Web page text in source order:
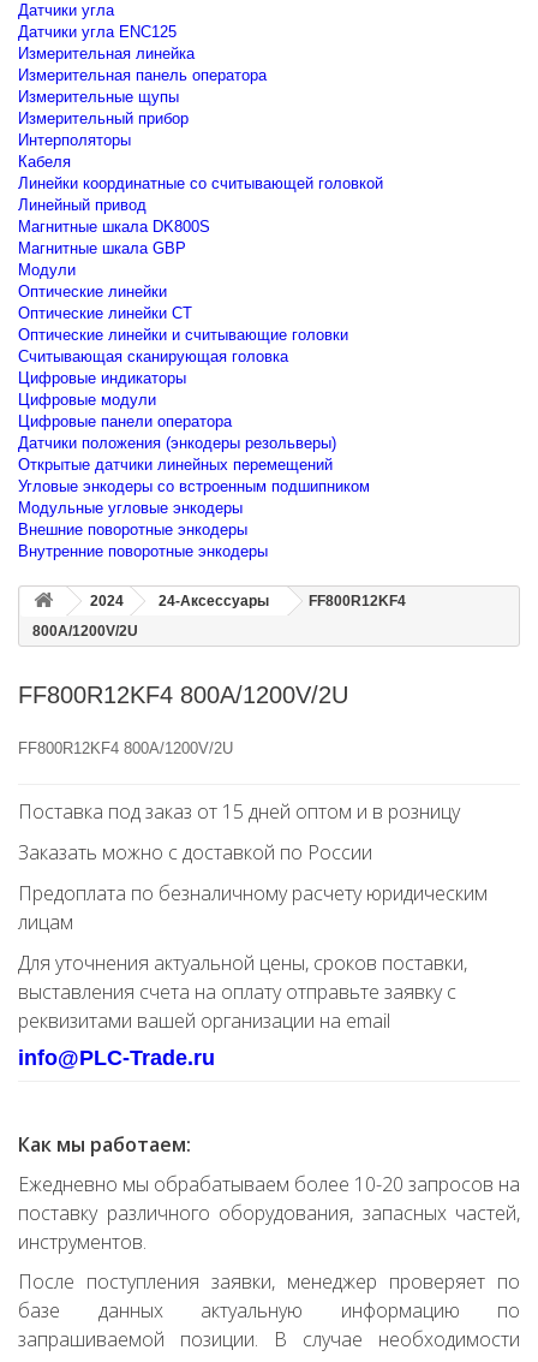
Датчики угла
Датчики угла ENC125
Измерительная линейка
Измерительная панель оператора
Измерительные щупы
Измерительный прибор
Интерполяторы
Кабеля
Линейки координатные со считывающей головкой
Линейный привод
Магнитные шкала DK800S
Магнитные шкала GBP
Модули
Оптические линейки
Оптические линейки CT
Оптические линейки и считывающие головки
Считывающая сканирующая головка
Цифровые индикаторы
Цифровые модули
Цифровые панели оператора
Датчики положения (энкодеры резольверы)
Открытые датчики линейных перемещений
Угловые энкодеры со встроенным подшипником
Модульные угловые энкодеры
Внешние поворотные энкодеры
Внутренние поворотные энкодеры
2024 24-Аксессуары
FF800R12KF4
800A/1200V/2U
FF800R12KF4 800A/1200V/2U
FF800R12KF4 800A/1200V/2U
Поставка под заказ от 15 дней оптом и в розницу
Заказать можно с доставкой по России
Предоплата по безналичному расчету юридическим
лицам
Для уточнения актуальной цены, сроков поставки,
выставления счета на оплату отправьте заявку с
реквизитами вашей организации на email
info@PLC-Trade.ru
Как мы работаем:
Ежедневно мы обрабатываем более 10-20 запросов на
поставку различного оборудования, запасных частей,
инструментов.
После поступления заявки, менеджер проверяет по
базе данных актуальную информацию по
запрашиваемой позиции. В случае необходимости